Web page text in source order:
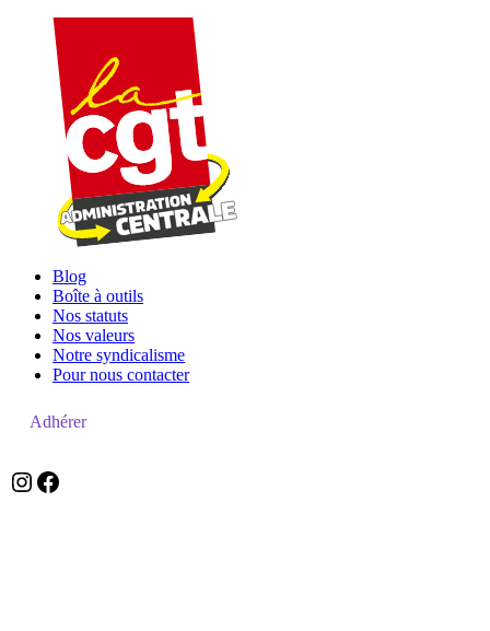
Blog
Boîte à outils
Nos statuts
Nos valeurs
Notre syndicalisme
Pour nous contacter
Adhérer
zefzefr
Facebook